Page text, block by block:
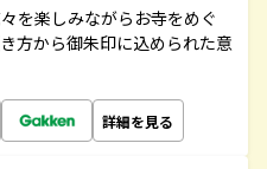
を楽しみながらお寺をめぐ
方から御朱印に込められた意
詳細を見る